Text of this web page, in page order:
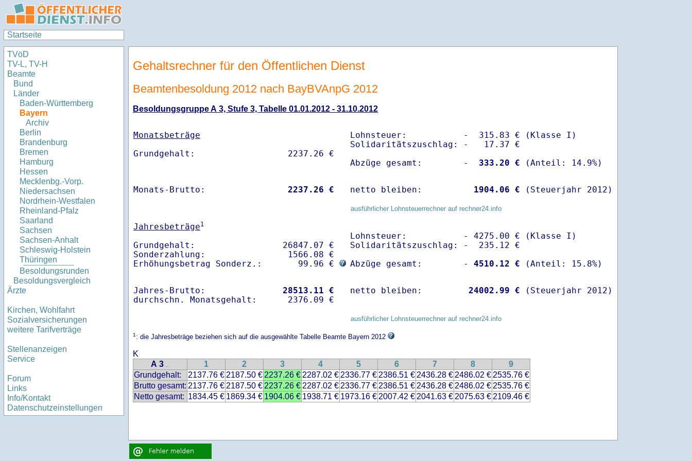
Startseite
TVöD
TV-L, TV-H
Beamte
Bund
Länder
Baden-Württemberg
Bayern
Archiv
Berlin
Brandenburg
Bremen
Hamburg
Hessen
Mecklenbg.-Vorp.
Niedersachsen
Nordrhein-Westfalen
Rheinland-Pfalz
Saarland
Sachsen
Sachsen-Anhalt
Schleswig-Holstein
Thüringen
Besoldungsrunden
Besoldungsvergleich
Ärzte
Kirchen, Wohlfahrt
Sozialversicherungen
weitere Tarifverträge
Stellenanzeigen
Service
Forum
Links
Info/Kontakt
Datenschutzeinstellungen
Gehaltsrechner für den Öffentlichen Dienst
Beamtenbesoldung 2012 nach BayBVAnpG 2012
Besoldungsgruppe A 3, Stufe 3, Tabelle 01.01.2012 - 31.10.2012
Monatsbeträge
Lohnsteuer:           -  315.83 € (Klasse I)
Solidaritätszuschlag: -   17.37 €
Abzüge gesamt:        -
  333.20 €
Monats-Brutto: 2237.26 € netto bleiben: 1904.06 € (Steuerjahr 2012)
ausführlicher Lohnsteuerrechner auf rechner24.info
Jahresbeträge1
Grundgehalt:                 26847.07 €
Sonderzahlung:                1566.08 €
Erhöhungsbetrag Sonderz.:       99.96 €
Lohnsteuer:           - 4275.00 € (Klasse I)
Solidaritätszuschlag: -  235.12 €
Abzüge gesamt:        -
4510.12 €
Jahres-Brutto: 28513.11 €
netto bleiben: 24002.99 € (Steuerjahr 2012)
ausführlicher Lohnsteuerrechner auf rechner24.info
1: die Jahresbeträge beziehen sich auf die ausgewählte Tabelle Beamte Bayern 2012
K
A 3 .. 1 2 3 4 5 6 7 8
9
Grundgehalt:
2137.76 € 2187.50 € 2237.26 € 2287.02 € 2336.77 € 2386.51 € 2436.28 € 2486.02 € 2535.76 €
Brutto gesamt: 2137.76 € 2187.50 € 2237.26 € 2287.02 € 2336.77 € 2386.51 € 2436.28 € 2486.02 € 2535.76 €
Netto gesamt: 1834.45 € 1869.34 € 1904.06 € 1938.71 € 1973.16 € 2007.42 € 2041.63 € 2075.63 € 2109.46 €